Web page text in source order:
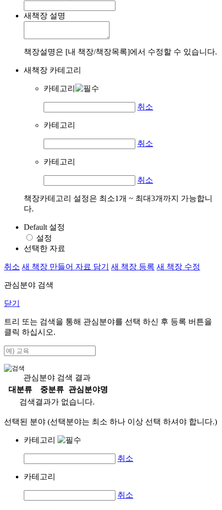
새책장 설명
책장설명은 [내 책장/책장목록]에서 수정할 수 있습니다.
새책장 카테고리
카테고리
취소
카테고리
취소
카테고리
취소
책장카테고리 설정은 최소1개 ~ 최대3개까지 가능합니
다.
Default 설정
설정
선택한 자료
취소 새 책장 만들어 자료 담기 새 책장 등록 새 책장 수정
관심분야 검색
닫기
트리 또는 검색을 통해 관심분야를 선택 하신 후 등록 버튼을
클릭 하십시오.
관심분야 검색 결과
대분류
중분류
관심분야명
검색결과가 없습니다.
선택된 분야 (선택분야는 최소 하나 이상 선택 하셔야 합니다.)
카테고리
취소
카테고리
취소